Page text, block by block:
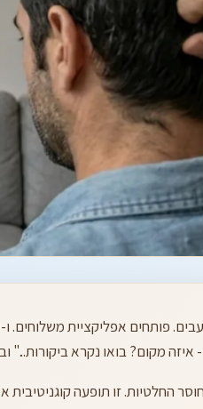
מקום? בואו נקרא ביקורות..."
החלטיות. זו תופעה קוגניטיבית